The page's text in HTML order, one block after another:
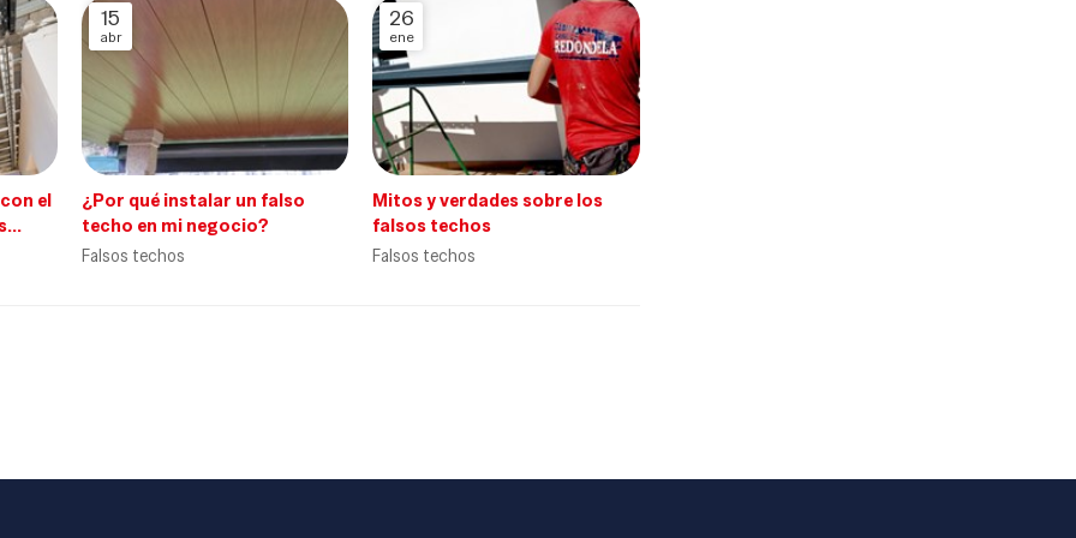
el
15
abr
¿Por qué instalar un falso
techo en mi negocio?
Falsos techos
26
ene
Mitos y verdades sobre los
falsos techos
Falsos techos